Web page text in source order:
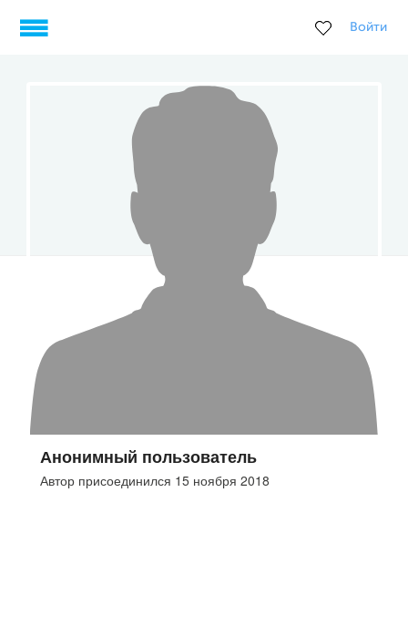
Войти
Анонимный пользователь
Автор присоединился 15 ноября 2018